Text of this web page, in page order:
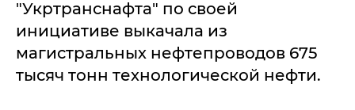
"Укртранснафта" по своей
инициативе выкачала из
магистральных нефтепроводов 675
тысяч тонн технологической нефти.